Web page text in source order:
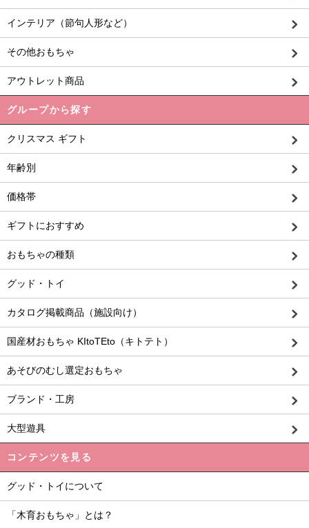
インテリア（節句人形など）
その他おもちゃ
アウトレット商品
グループから探す
クリスマス ギフト
年齢別
価格帯
ギフトにおすすめ
おもちゃの種類
グッド・トイ
カタログ掲載商品（施設向け）
国産材おもちゃ KItoTEto（キトテト）
あそびのむし選定おもちゃ
ブランド・工房
大型遊具
コンテンツを見る
グッド・トイについて
「木育おもちゃ」とは？